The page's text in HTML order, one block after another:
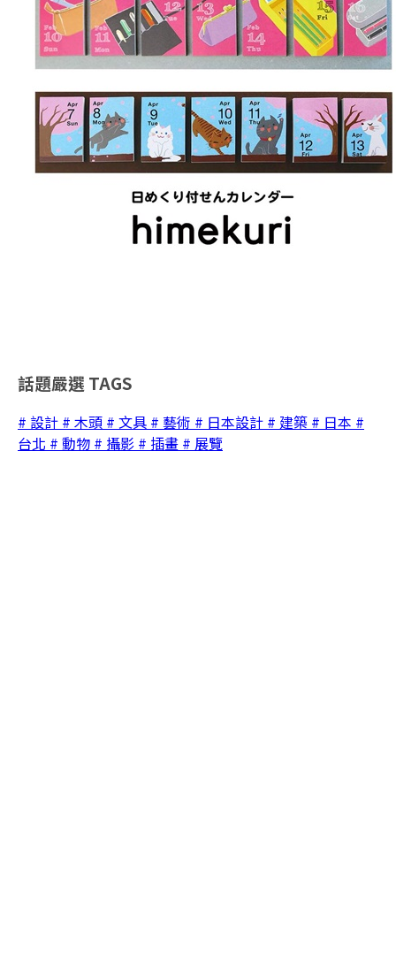
話題嚴選 TAGS
# 設計 # 木頭 # 文具 # 藝術 # 日本設計 # 建築 # 日本 #
台北 # 動物 # 攝影 # 插畫 # 展覽